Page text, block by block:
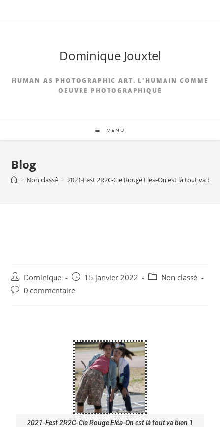
Dominique Jouxtel
HUMAN AS PHOTOGRAPHIC ART. L'HUMAIN COMME
OEUVRE PHOTOGRAPHIQUE
MENU
Blog
> Non classé > 2021-Fest 2R2C-Cie Rouge Eléa-On est là tout va bien
Dominique 15 janvier 2022
Non classé
0 commentaire
2021-Fest 2R2C-Cie Rouge Eléa-On est là tout va bien 1